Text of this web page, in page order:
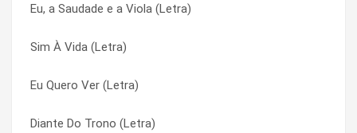
Eu, a Saudade e a Viola (Letra)
Sim À Vida (Letra)
Eu Quero Ver (Letra)
Diante Do Trono (Letra)
Milagre De Amor (Letra)
Mil Vezes Santo (Letra)
Meu Deus Quis Assim (Letra)
Meu Coração Na Cruz (Letra)
Na Rota Do Céu (Letra)
Na Rota Do Céu (Letra)
Na Rota do Eterno (Letra)
Na Rota do Eterno (Letra)